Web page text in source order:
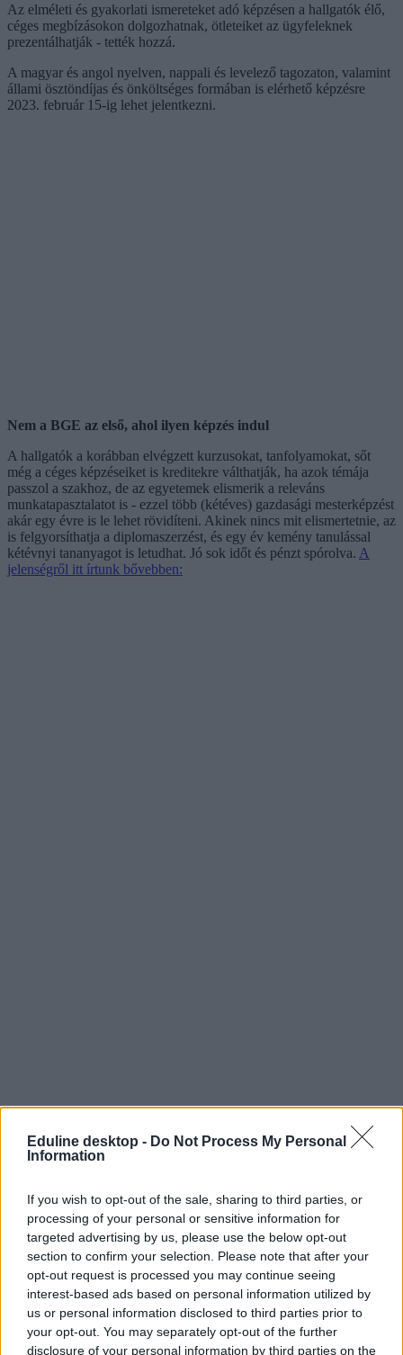
Eduline desktop - Do Not Process My Personal
Information
If you wish to opt-out of the sale, sharing to third parties, or
processing of your personal or sensitive information for
targeted advertising by us, please use the below opt-out
section to confirm your selection. Please note that after your
opt-out request is processed you may continue seeing
interest-based ads based on personal information utilized by
us or personal information disclosed to third parties prior to
your opt-out. You may separately opt-out of the further
disclosure of your personal information by third parties on the
Az elméleti és gyakorlati ismereteket adó képzésen a hallgatók élő,
céges megbízásokon dolgozhatnak, ötleteiket az ügyfeleknek
prezentálhatják - tették hozzá.
A magyar és angol nyelven, nappali és levelező tagozaton, valamint
állami ösztöndíjas és önköltséges formában is elérhető képzésre
2023. február 15-ig lehet jelentkezni.
Nem a BGE az első, ahol ilyen képzés indul
A hallgatók a korábban elvégzett kurzusokat, tanfolyamokat, sőt
még a céges képzéseiket is kreditekre válthatják, ha azok témája
passzol a szakhoz, de az egyetemek elismerik a releváns
munkatapasztalatot is - ezzel több (kétéves) gazdasági mesterképzést
akár egy évre is le lehet rövidíteni. Akinek nincs mit elismertetnie, az
is felgyorsíthatja a diplomaszerzést, és egy év kemény tanulással
kétévnyi tananyagot is letudhat. Jó sok időt és pénzt spórolva. A
jelenségről itt írtunk bővebben:
mesterképzés
angol nyelvű képzések
Budapesti Gazdasági Egyetem